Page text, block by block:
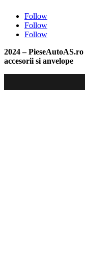
Follow
Follow
Follow
2024 – PieseAutoAS.ro
accesorii si anvelope